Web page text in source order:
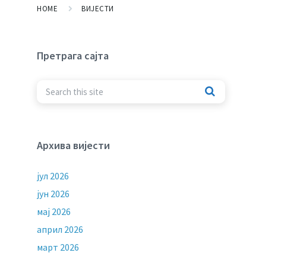
HOME ВИЈЕСТИ
Претрага сајта
Архива вијести
јул 2026
јун 2026
мај 2026
април 2026
март 2026